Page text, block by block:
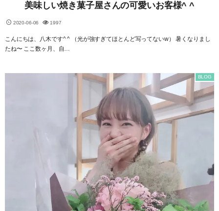
美味しい焼き菓子屋さんの可愛いお客様^ ^
2020-06-06 1997
こんにちは、八木です^ ^ （光が強すぎてほとんど写ってないw） 暑くなりまし
たね〜 ここ数ヶ月、自…
BLOG